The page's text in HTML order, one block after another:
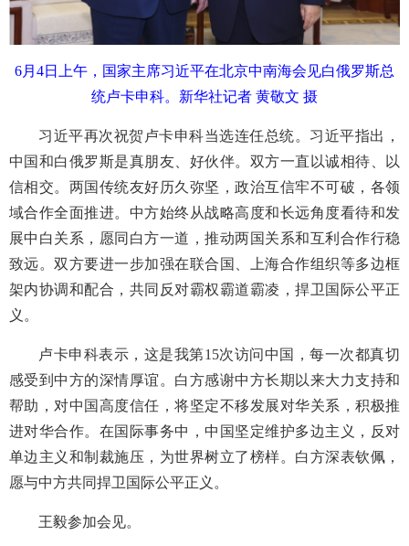
6月4日上午，国家主席习近平在北京中南海会见白俄罗斯总
统卢卡申科。新华社记者 黄敬文 摄
习近平再次祝贺卢卡申科当选连任总统。习近平指出，
中国和白俄罗斯是真朋友、好伙伴。双方一直以诚相待、以
信相交。两国传统友好历久弥坚，政治互信牢不可破，各领
域合作全面推进。中方始终从战略高度和长远角度看待和发
展中白关系，愿同白方一道，推动两国关系和互利合作行稳
致远。双方要进一步加强在联合国、上海合作组织等多边框
架内协调和配合，共同反对霸权霸道霸凌，捍卫国际公平正
义。
卢卡申科表示，这是我第15次访问中国，每一次都真切
感受到中方的深情厚谊。白方感谢中方长期以来大力支持和
帮助，对中国高度信任，将坚定不移发展对华关系，积极推
进对华合作。在国际事务中，中国坚定维护多边主义，反对
单边主义和制裁施压，为世界树立了榜样。白方深表钦佩，
愿与中方共同捍卫国际公平正义。
王毅参加会见。